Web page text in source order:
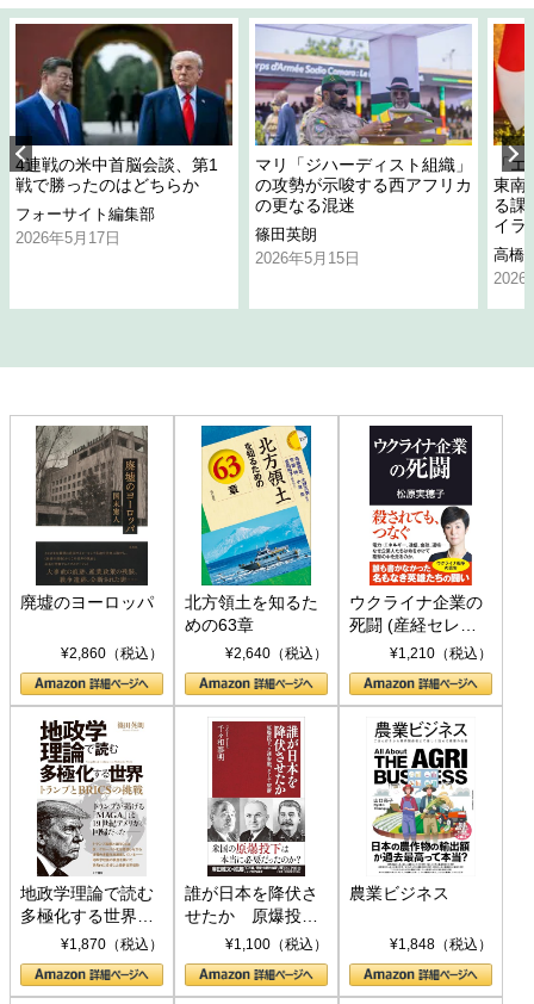
4連戦の米中首脳会談、第1
戦で勝ったのはどちらか
フォーサイト編集部
2026年5月17日
マリ「ジハーディスト組織」
の攻勢が示唆する西アフリカ
の更なる混迷
篠田英朗
2026年5月15日
「
東南
る課
イラ
高橋
2026
廃墟のヨーロッパ
¥2,860（税込）
北方領土を知るた
めの63章
¥2,640（税込）
ウクライナ企業の
死闘 (産経セレク
ト S 039)¥1,210（税込）
地政学理論で読む
多極化する世界：
トランプとBRICS
の挑戦
¥1,870（税込）
誰が日本を降伏さ
せたか 原爆投
下、ソ連参戦、そ
して聖断 (PHP新
書)
¥1,100（税込）
農業ビジネス
¥1,848（税込）